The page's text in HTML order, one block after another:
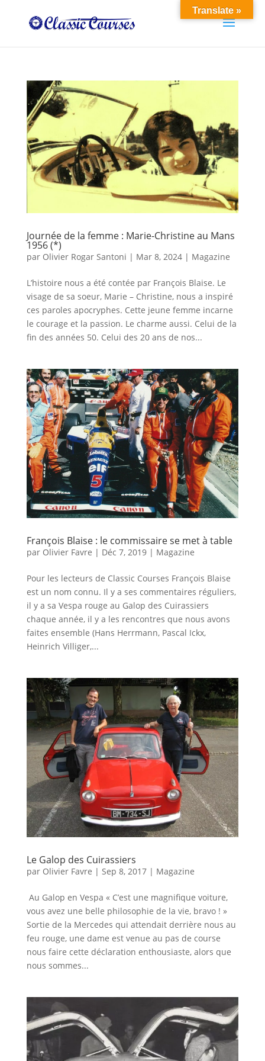
Journée de la femme : Marie-Christine au Mans
1956 (*)
par Olivier Rogar Santoni | Mar 8, 2024| Magazine
L’histoire nous a été contée par François Blaise. Le
visage de sa soeur, Marie – Christine, nous a inspiré
ces paroles apocryphes. Cette jeune femme incarne
le courage et la passion. Le charme aussi. Celui de la
fin des années 50. Celui des 20 ans de nos...
François Blaise : le commissaire se met à table
par Olivier Favre | Déc 7, 2019| Magazine
Pour les lecteurs de Classic Courses François Blaise
est un nom connu. Il y a ses commentaires réguliers,
il y a sa Vespa rouge au Galop des Cuirassiers
chaque année, il y a les rencontres que nous avons
faites ensemble (Hans Herrmann, Pascal Ickx,
Heinrich Villiger,...
Le Galop des Cuirassiers
par Olivier Favre | Sep 8, 2017| Magazine
Au Galop en Vespa « C’est une magnifique voiture,
vous avez une belle philosophie de la vie, bravo ! »
Sortie de la Mercedes qui attendait derrière nous au
feu rouge, une dame est venue au pas de course
nous faire cette déclaration enthousiaste, alors que
nous sommes...
Translate »